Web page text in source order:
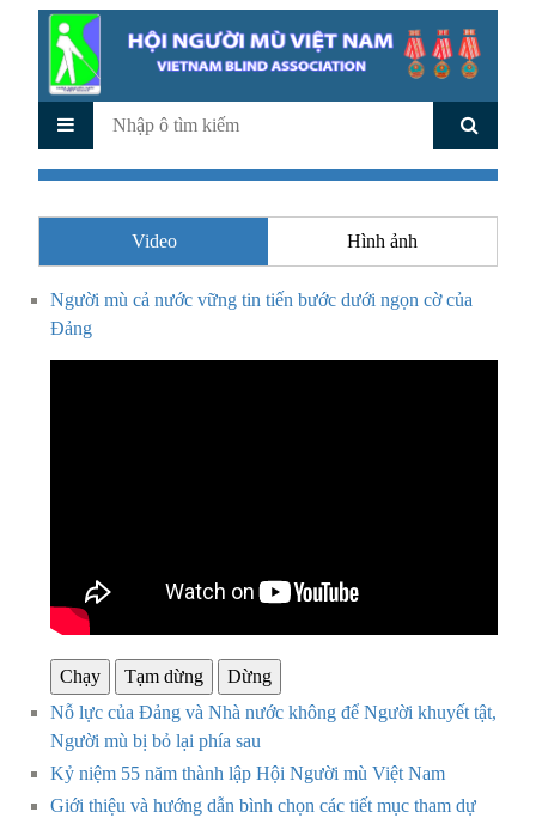
Video Hình ảnh
Người mù cả nước vững tin tiến bước dưới ngọn cờ của
Đảng
Chạy Tạm dừng
Dừng
Nỗ lực của Đảng và Nhà nước không để Người khuyết tật,
Người mù bị bỏ lại phía sau
Kỷ niệm 55 năm thành lập Hội Người mù Việt Nam
Giới thiệu và hướng dẫn bình chọn các tiết mục tham dự